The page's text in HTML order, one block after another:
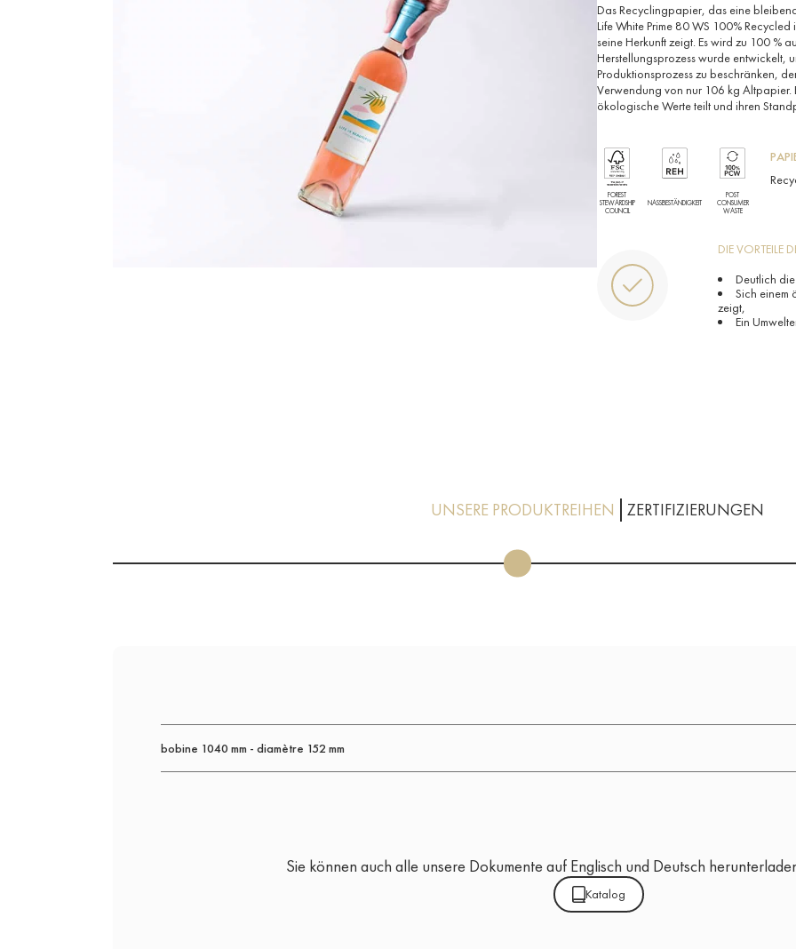
Das Recyclingpapier, das eine
Life White Prime 80 WS 100%
seine Herkunft zeigt. Es wird zu 100 %
Herstellungsprozess wurde entwickelt,
Produktionsprozess zu beschränken,
Verwendung von nur 106 kg Altpapier.
ökologische Werte teilt und ihren
FOREST
STEWARDSHIP
COUNCIL
NASSBESTÄNDIGKEIT
POST
CONSUMER
WASTE
DIE VORTEILE
Deutlich
Sich einem
zeigt,
Ein
UNSERE PRODUKTREIHEN ZERTIFIZIERUNGEN
bobine 1040 mm - diamètre 152 mm
Sie können auch alle unsere Dokumente auf Englisch und Deutsch
Katalog